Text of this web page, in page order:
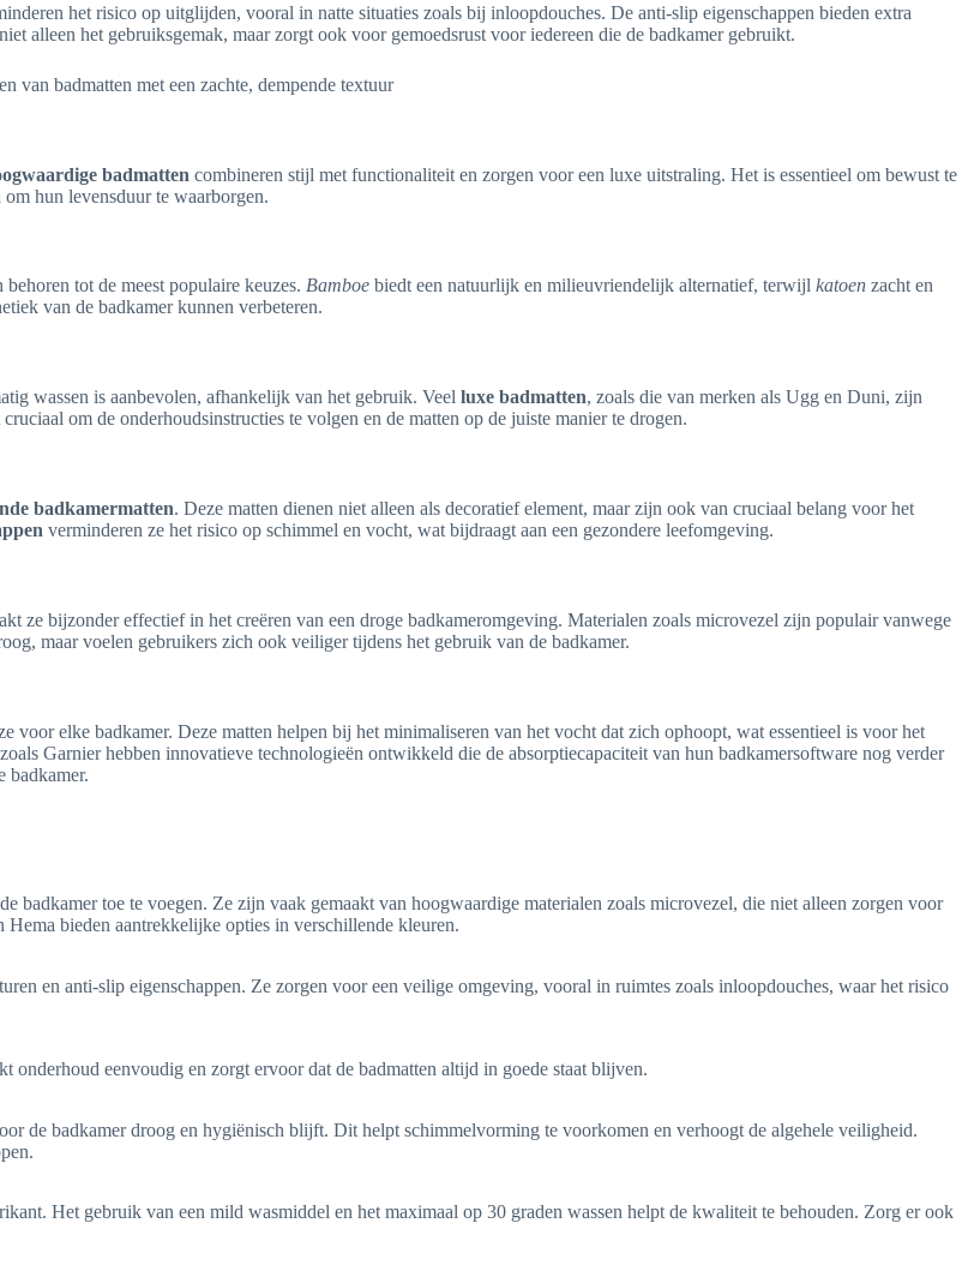
het risico op uitglijden, vooral in natte situaties zoals bij inloopdouches. De anti-slip eigenschappen bieden extra
alleen het gebruiksgemak, maar zorgt ook voor gemoedsrust voor iedereen die de badkamer gebruikt.
badmatten combineren stijl met functionaliteit en zorgen voor een luxe uitstraling. Het is essentieel om bewust te
om hun levensduur te waarborgen.
behoren tot de meest populaire keuzes. Bamboe biedt een natuurlijk en milieuvriendelijk alternatief, terwijl katoen zacht en
van de badkamer kunnen verbeteren.
wassen is aanbevolen, afhankelijk van het gebruik. Veel luxe badmatten, zoals die van merken als Ugg en Duni, zijn
om de onderhoudsinstructies te volgen en de matten op de juiste manier te drogen.
badkamermatten. Deze matten dienen niet alleen als decoratief element, maar zijn ook van cruciaal belang voor het
verminderen ze het risico op schimmel en vocht, wat bijdraagt aan een gezondere leefomgeving.
ze bijzonder effectief in het creëren van een droge badkameromgeving. Materialen zoals microvezel zijn populair vanwege
maar voelen gebruikers zich ook veiliger tijdens het gebruik van de badkamer.
voor elke badkamer. Deze matten helpen bij het minimaliseren van het vocht dat zich ophoopt, wat essentieel is voor het
Garnier hebben innovatieve technologieën ontwikkeld die de absorptiecapaciteit van hun badkamersoftware nog verder
badkamer.
badkamer toe te voegen. Ze zijn vaak gemaakt van hoogwaardige materialen zoals microvezel, die niet alleen zorgen voor
bieden aantrekkelijke opties in verschillende kleuren.
en anti-slip eigenschappen. Ze zorgen voor een veilige omgeving, vooral in ruimtes zoals inloopdouches, waar het risico
eenvoudig en zorgt ervoor dat de badmatten altijd in goede staat blijven.
de badkamer droog en hygiënisch blijft. Dit helpt schimmelvorming te voorkomen en verhoogt de algehele veiligheid.
Het gebruik van een mild wasmiddel en het maximaal op 30 graden wassen helpt de kwaliteit te behouden. Zorg er ook